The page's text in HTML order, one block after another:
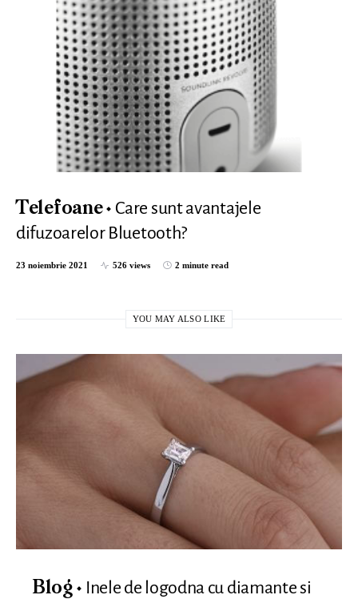
Telefoane
Care sunt avantajele
difuzoarelor Bluetooth?
23 noiembrie 2021 526 views 2 minute read
YOU MAY ALSO LIKE
Blog
Inele de logodna cu diamante si